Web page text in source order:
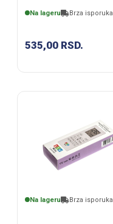
Na lageru Brza isporuka
535,00 RSD.
Na lageru Brza isporuka